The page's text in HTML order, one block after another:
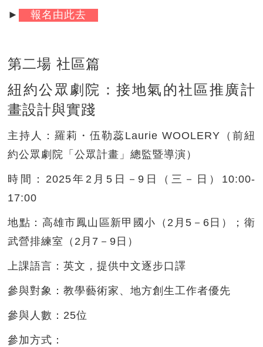
► 報名由此去
第二場 社區篇
紐約公眾劇院：接地氣的社區推廣計
畫設計與實踐
主持人：羅莉・伍勒蕊Laurie WOOLERY（前紐
約公眾劇院「公眾計畫」總監暨導演）
時間： 2025年2月5日－9日（三－日）10:00-
17:00
地點： 高雄市鳳山區新甲國小（2月5－6日）；衛
武營排練室（2月7－9日）
上課語言：英文，提供中文逐步口譯
參與對象：教學藝術家、地方創生工作者優先
參與人數： 25位
參加方式：